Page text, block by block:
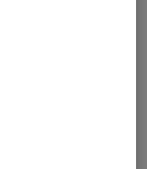
107415/1/Inb